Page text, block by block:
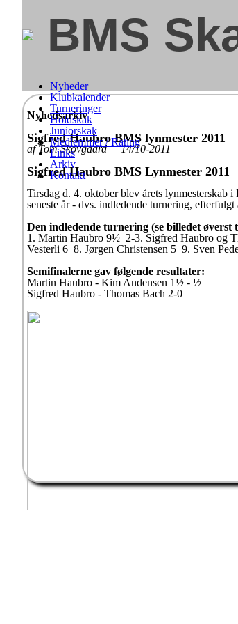
BMS
Nyheder
Klubkalender
Turneringer
Holdskak
Juniorskak
Medlemmer / Rating
Links
Arkiv
Kontakt
Nyhedsarkiv
Sigfred Haubro BMS lynmester 2011
af Tom Skovgaard 14/10-2011
Sigfred Haubro BMS Lynmester 2011
Tirsdag d. 4. oktober blev årets lynmesterskab
seneste år - dvs. indledende turnering,
Den indledende turnering (se billedet øverst
1. Martin Haubro 9½ 2-3. Sigfred Haubro og
Vesterli 6 8. Jørgen Christensen 5 9. Sven
Semifinalerne gav følgende resultater:
Martin Haubro - Kim Andensen 1½ - ½
Sigfred Haubro - Thomas Bach 2-0